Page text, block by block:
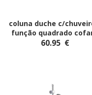
coluna duche c/
função quadrado
60.95 €